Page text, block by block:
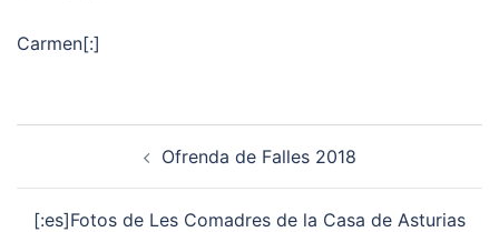
Carmen[:]
entradas
Ofrenda de Falles 2018
[:es]Fotos de Les Comadres de la Casa de Asturias